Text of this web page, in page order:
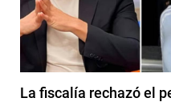
La fiscalía rechazó el